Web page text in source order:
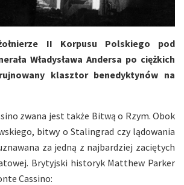
II Korpusu Polskiego pod
Władysława Andersa po ciężkich
klasztor benedyktynów na
zwana jest także Bitwą o Rzym. Obok
bitwy o Stalingrad czy lądowania
za jedną z najbardziej zaciętych
Brytyjski historyk Matthew Parker
Cassino: